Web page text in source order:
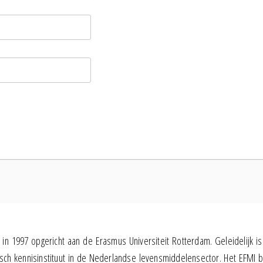
1997 opgericht aan de Erasmus Universiteit Rotterdam. Geleidelijk
kennisinstituut in de Nederlandse levensmiddelensector. Het EFMI